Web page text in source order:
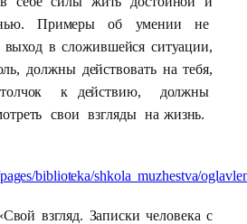
Примеры об умении не
выход в сложившейся ситуации,
должны действовать на тебя,
толчок к действию, должны
свои взгляды на жизнь.
biblioteka/shkola_muzhestva/
взгляд. Записки человека с